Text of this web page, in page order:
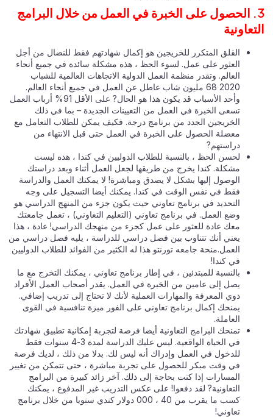
3. الحصول على الخبرة في العمل من خلال البرامج
القلق المتكرر للخريجين هو إكمال شهادتهم فقط للنضال من أجل
العثور على عمل. لسوء الحظ ، هذه مشكلة سائدة في جميع أنحاء
العالم. وتقدر منظمة العمل الدولية الاتجاهات العالمية للشباب
2020 68 مليون شاب عاطل عن العمل في جميع أنحاء العالم.
وأحد الأسباب قد يكون هذا هو الحال? على الأقل 91% أرباب العمل
تسعى الخبرة في العمل من التعيينات الجديدة – بما في ذلك
الخريجين الجدد من برنامج درجة. فكيف يمكن للطلاب التعامل مع
معضلة الحصول على الخبرة في العمل حتى قبل الانتهاء من
دراستهم?
لحسن الحظ ، بالنسبة للطلاب الدوليين في كندا ، هذه ليست
مشكلة. كندا يخرج من طريقها لجعل العمل أثناء وبعد دراستك
الوصول إليها بشكل لا يصدق ومباشرة! لا يمكنك العمل والدراسة
فقط في نفس الوقت في كندا. يمكنك أيضا التسجيل على وجه
التحديد في برنامج تعاوني حيث يكون جزء من المنهج الدراسي هو
وضع العمل. في برنامج تعاوني (التعليم التعاوني) ، تعمل جامعتك
معك عادة للعثور على عمل كجزء من منهجك الدراسي! عادة ، هذا
يعني أنك تتناوب بين فصل دراسي للدراسة ، يليه فصل دراسي من
العمل.منحة جامعه تورنتو هذا له الكثير من الفوائد للطلاب الدوليين
في كندا!
بالنسبة للمبتدئين ، في إطار برنامج تعاوني ، يمكنك التخرج مع ما
يصل إلى عامين من الخبرة في العمل. يقدر أصحاب العمل الأفراد
ذوي المعرفة والمهارات العملية لأنك لا تحتاج إلى تدريب إضافي.
يمنحك إكمال برنامج تعاوني على الفور ميزة تنافسية في القوى
العاملة.
تمنحك البرامج التعاونية أيضا فرصة لتجربة إمكانية تطبيق شهادتك
في الحياة الواقعية. ليس عليك الدراسة لمدة 3-4 سنوات فقط
للدخول في العمل وإدراك أنه ليس لك. بدلا من ذلك ، لديك فرصة
في وقت مبكر للحصول على تجربة مباشرة ، حتى تتمكن من تغيير
المسارات إذا كنت بحاجة إلى ذلك. آخر زائد كبيرة من البرامج
التعاونية? لقد دفعوا! على عكس التدريب غير المدفوع ، يمكنك
كسب ما يقرب من 40 ، 000 دولار كندي سنويا من خلال برنامج
تعاوني!